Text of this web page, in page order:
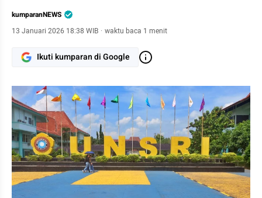
kumparanNEWS
13 Januari 2026 18:38 WIB · waktu baca 1 menit
Ikuti kumparan di Google